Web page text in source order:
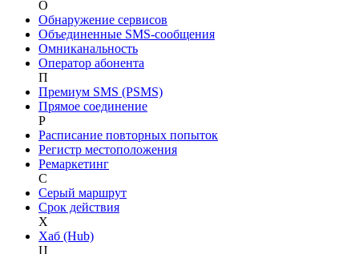
О
Обнаружение сервисов
Объединенные SMS-сообщения
Омниканальность
Оператор абонента
П
Премиум SMS (PSMS)
Прямое соединение
Р
Расписание повторных попыток
Регистр местоположения
Ремаркетинг
С
Серый маршрут
Срок действия
Х
Хаб (Hub)
Ц